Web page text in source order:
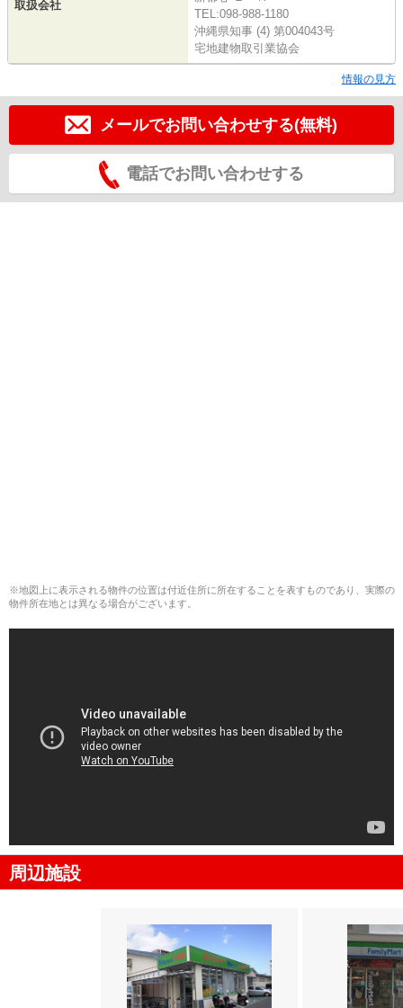
取扱会社
TEL:098-988-1180
沖縄県知事 (4) 第004043号
宅地建物取引業協会
情報の見方
メールでお問い合わせする(無料)
電話でお問い合わせする
※地図上に表示される物件の位置は付近住所に所在することを表すものであり、実際の
物件所在地とは異なる場合がございます。
周辺施設